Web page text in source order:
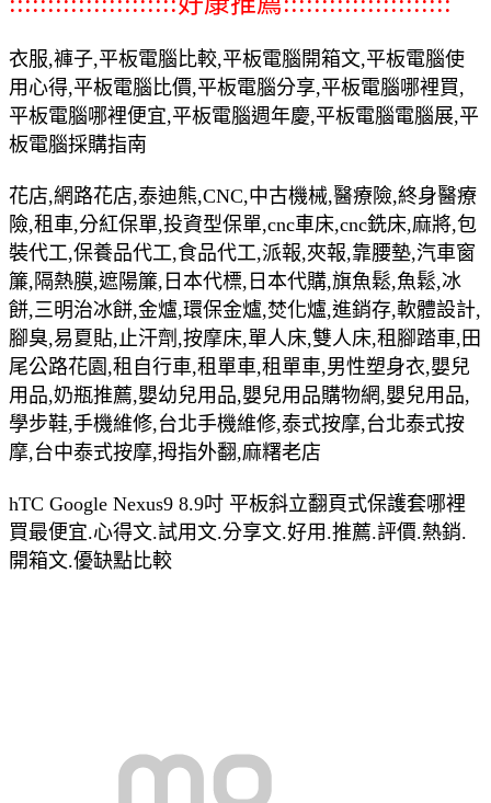
衣服,褲子,平板電腦比較,平板電腦開箱文,平板電腦使
用心得,平板電腦比價,平板電腦分享,平板電腦哪裡買,
平板電腦哪裡便宜,平板電腦週年慶,平板電腦電腦展,平
板電腦採購指南
花店,網路花店,泰迪熊,CNC,中古機械,醫療險,終身醫療
險,租車,分紅保單,投資型保單,cnc車床,cnc銑床,麻將,包
裝代工,保養品代工,食品代工,派報,夾報,靠腰墊,汽車窗
簾,隔熱膜,遮陽簾,日本代標,日本代購,旗魚鬆,魚鬆,冰
餅,三明治冰餅,金爐,環保金爐,焚化爐,進銷存,軟體設計,
腳臭,易夏貼,止汗劑,按摩床,單人床,雙人床,租腳踏車,田
尾公路花園,租自行車,租單車,租單車,男性塑身衣,嬰兒
用品,奶瓶推薦,嬰幼兒用品,嬰兒用品購物網,嬰兒用品,
學步鞋,手機維修,台北手機維修,泰式按摩,台北泰式按
摩,台中泰式按摩,拇指外翻,麻糬老店
hTC Google Nexus9 8.9吋 平板斜立翻頁式保護套哪裡
買最便宜.心得文.試用文.分享文.好用.推薦.評價.熱銷.
開箱文.優缺點比較